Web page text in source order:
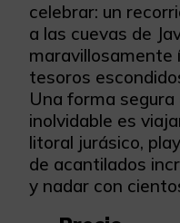
celebrar: un
a las cuevas de
maravillosamente
tesoros
Una forma segura
inolvidable es
litoral jurásico,
de acantilados
y nadar con